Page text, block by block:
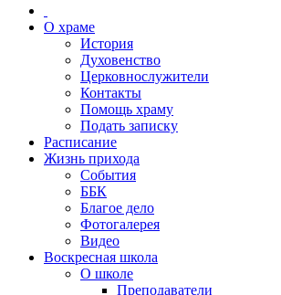
О храме
История
Духовенство
Церковнослужители
Контакты
Помощь храму
Подать записку
Расписание
Жизнь прихода
События
ББК
Благое дело
Фотогалерея
Видео
Воскресная школа
О школе
Преподаватели